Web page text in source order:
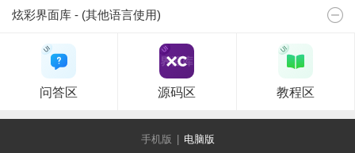
炫彩界面库 - (其他语言使用)
问答区 源码区 教程区
手机版 电脑版